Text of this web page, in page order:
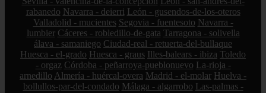
rabanedo Navarra - deierri León - gusendos-de-los-oteros
Valladolid - mucientes Segovia - fuentesoto Navarra -
lumbier Cáceres - robledillo-de-gata Tarragona - solivella
álava - samaniego Ciudad-real - retuerta-del-bullaque
Huesca - el-grado Huesca - graus Illes-balears - ibiza Toledo
- orgaz Córdoba - peñarroya-pueblonuevo La-rioja -
arnedillo Almería - huércal-overa Madrid - el-molar Huelva -
bollullos-par-del-condado Málaga - algarrobo Las-palmas -